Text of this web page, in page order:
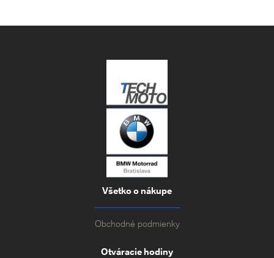
Všetko o nákupe
Obchodné podmienky
Otváracie hodiny